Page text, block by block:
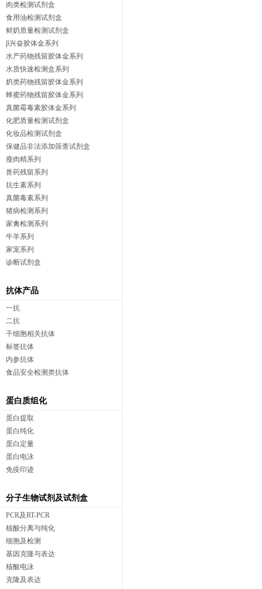
肉类检测试剂盒
食用油检测试剂盒
鲜奶质量检测试剂盒
β兴奋胶体金系列
水产药物残留胶体金系列
水质快速检测盒系列
奶类药物残留胶体金系列
蜂蜜药物残留胶体金系列
真菌霉毒素胶体金系列
化肥质量检测试剂盒
化妆品检测试剂盒
保健品非法添加筛查试剂盒
瘦肉精系列
兽药残留系列
抗生素系列
真菌毒素系列
猪病检测系列
家禽检测系列
牛羊系列
家宠系列
诊断试剂盒
抗体产品
一抗
二抗
干细胞相关抗体
标签抗体
内参抗体
食品安全检测类抗体
蛋白质组化
蛋白提取
蛋白纯化
蛋白定量
蛋白电泳
免疫印迹
分子生物试剂及试剂盒
PCR及RT-PCR
核酸分离与纯化
细胞及检测
基因克隆与表达
核酸电泳
克隆及表达